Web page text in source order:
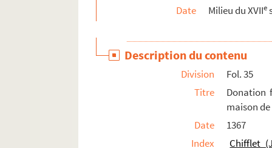
Date
Milieu du XVIIe
Description du contenu
Division
Fol. 35
Titre
Donation
maison
Date
1367
Index
Chifflet